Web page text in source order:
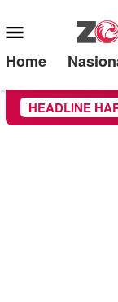
Mobile
Menu
Home
HEADLINE
Kabupaten